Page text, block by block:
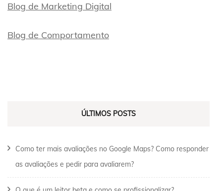
Blog de Marketing Digital
Blog de Comportamento
ÚLTIMOS POSTS
Como ter mais avaliações no Google Maps? Como responder
as avaliações e pedir para avaliarem?